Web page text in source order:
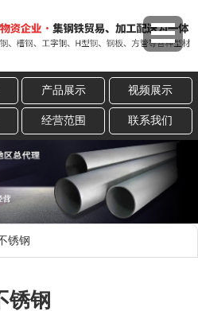
产品展示 视频展示
经营范围 联系我们
锈钢
锈钢